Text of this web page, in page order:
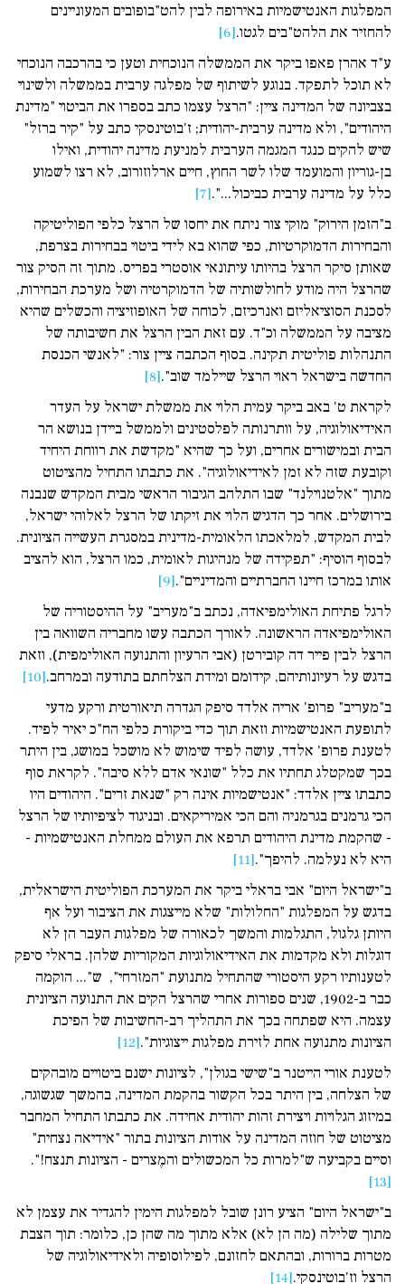
המפלגות האנטישמיות באירופה לבין להט"בופובים המעוניינים
להחזיר את הלהט"בים לגטו.[6]
ע"ד אהרן פאפו ביקר את הממשלה הנוכחית וטען כי בהרכבה הנוכחי
לא תוכל לתפקד. בנוגע לשיתוף של מפלגה ערבית בממשלה ולשינוי
בצביונה של המדינה ציין: "הרצל עצמו כתב בספרו את הביטוי "מדינת
היהודים", ולא מדינה ערבית-יהודית; ז'בוטינסקי כתב על "קיר ברזל"
שיש להקים כנגד המגמה הערבית למניעת מדינה יהודית, ואילו
בן-גוריון והמועמד שלו לשר החוץ, חיים ארלוזורוב, לא רצו לשמוע
כלל על מדינה ערבית כביכול...".[7]
ב"הזמן הירוק" מוקי צור ניתח את יחסו של הרצל כלפי הפוליטיקה
והבחירות הדמוקרטיות, כפי שהוא בא לידי ביטוי בבחירות בצרפת,
שאותן סיקר הרצל בהיותו עיתונאי אוסטרי בפריס. מתוך זה הסיק צור
שהרצל היה מודע לחולשותיה של הדמוקרטיה ושל מערכת הבחירות,
לסכנת הסוציאליזם ואנרכיזם, לכוחה של האופוזיציה והכשלים שהיא
מציבה על הממשלה וכ"ד. עם זאת הבין הרצל את חשיבותה של
התנהלות פוליטית תקינה. בסוף הכתבה ציין צור: "לאנשי הכנסת
החדשה בישראל ראוי הרצל שיילמד שוב".[8]
לקראת ט' באב ביקר עמית הלוי את ממשלת ישראל על העדר
האידיאולוגיה, על וותרנותה לפלסטינים ולממשל ביידן בנושא הר
הבית ובמישורים אחרים, ועל כך שהיא "מקדשת את רווחת היחיד
וקובעת שזה לא זמן לאידיאולוגיה". את כתבתו התחיל מהציטוט
מתוך "אלטנוילנד" שבו התלהב הגיבור הראשי מבית המקדש שנבנה
בירושלים. אחר כך הדגיש הלוי את זיקתו של הרצל לאלוהי ישראל,
לבית המקדש, למלאכתו הלאומית-מדינית במסגרת העשייה הציונית.
לבסוף הוסיף: "תפקידה של מנהיגות לאומית, כמו הרצל, הוא להציב
אותו במרכז חיינו החברתיים והמדיניים".[9]
לרגל פתיחת האולימפיאדה, נכתב ב"מעריב" על ההיסטוריה של
האולימפיאדה הראשונה. לאורך הכתבה עשו מחבריה השוואה בין
הרצל לבין פייר דה קובירטן (אבי הרעיון והתנועה האולימפית), וזאת
בדגש על רעיונותיהם, קידומם ומידת הצלחתם בתודעה ובמרחב.[10]
ב"מעריב" פרופ' אריה אלדד סיפק הגדרה תיאורטית ורקע מדעי
לתופעת האנטישמיות וזאת תוך כדי ביקורת כלפי הח"כ יאיר לפיד.
לטענת פרופ' אלדד, עושה לפיד שימוש לא מושכל במושג, בין היתר
בכך שמקטלג תחתיו את כלל "שונאי אדם ללא סיבה". לקראת סוף
כתבתו ציין אלדד: "אנטישמיות אינה רק "שנאת זרים". היהודים היו
הכי גרמנים בגרמניה והם הכי אמיריקאים. ובניגוד לציפיותיו של הרצל
- שהקמת מדינת היהודים תרפא את העולם ממחלת האנטישמיות -
היא לא נעלמה. להיפך".[11]
ב"ישראל היום" אבי בראלי ביקר את המערכת הפוליטית הישראלית,
בדגש על המפלגות "החלולות" שלא מייצגות את הציבור ועל אף
היותן גלגול, התגלמות והמשך לכאורה של מפלגות העבר הן לא
דוגלות ולא מקדמות את האידיאולוגיות המקוריות שלהן. בראלי סיפק
לטענותיו רקע היסטורי שהתחיל מתנועת "המזרחי", ש"... הוקמה
כבר ב-1902, שנים ספורות אחרי שהרצל הקים את התנועה הציונית
עצמה. היא שפתחה בכך את התהליך רב-החשיבות של הפיכת
הציונות מתנועה אחת לזירת מפלגות ייצוגיות".[12]
לטענת אורי הייטנר ב"שישי בגולן", לציונות ישנם ביטויים מובהקים
של הצלחה, בין היתר בכל הקשור בהקמת המדינה, בהמשך שגשוגה,
במיזוג הגלויות ויצירת זהות יהודית אחידה. את כתבתו התחיל המחבר
מציטוט של חוזה המדינה על אודות הציונות בתור "אידיאה נצחית"
וסיים בקביעה ש"למרות כל המכשולים והמֶצרים - הציונות תנצח!".
[13]
ב"ישראל היום" הציע רונן שובל למפלגות הימין להגדיר את עצמן לא
מתוך שלילה (מה הן לא) אלא מתוך מה שהן כן, כלומר: תוך הצבת
מטרות ברורות, ובהתאם לחזונם, לפילוסופיה ולאידיאולוגיה של
הרצל וז'בוטינסקי.[14]